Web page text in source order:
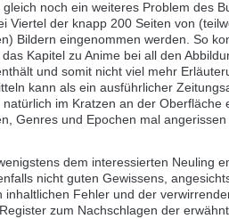
gleich noch ein weiteres Problem des
Viertel der knapp 200 Seiten von
Bildern eingenommen werden. So
Kapitel zu Anime bei all den
und somit nicht viel mehr
kann als ein ausführlicher
natürlich im Kratzen an der Oberfläche
Genres und Epochen mal angerissen
dem interessierten Neuling
nicht guten Gewissens,
inhaltlichen Fehler und der
zum Nachschlagen der